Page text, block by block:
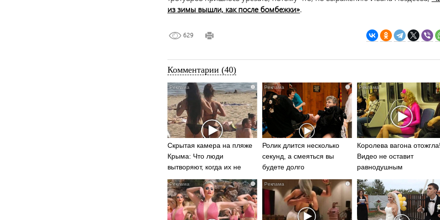
из зимы вышли, как после бомбежки».
629
Комментарии (40)
i
Скрытая камера на пляже
Крыма: Что люди
вытворяют, когда их не
видят...
i
Ролик длится несколько
секунд, а смеяться вы
будете долго
Королева вагона отожгла!
Видео не оставит
равнодушным
i i